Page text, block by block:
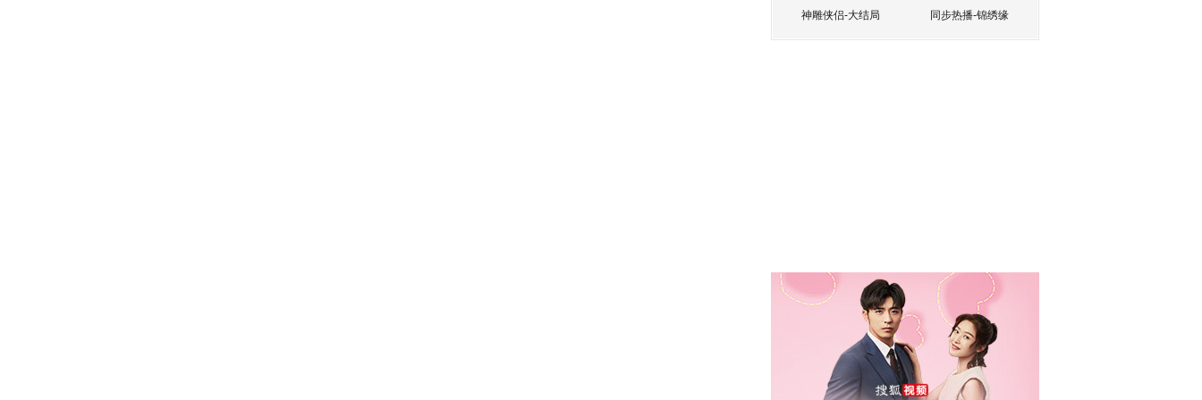
神雕侠侣-大结局 同步热播-锦绣缘